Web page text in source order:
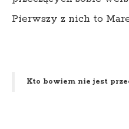
Pierwszy z nich to
Kto bowiem nie jest